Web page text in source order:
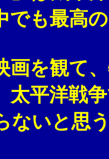
も最高の
観て、
太平洋戦
ないと思